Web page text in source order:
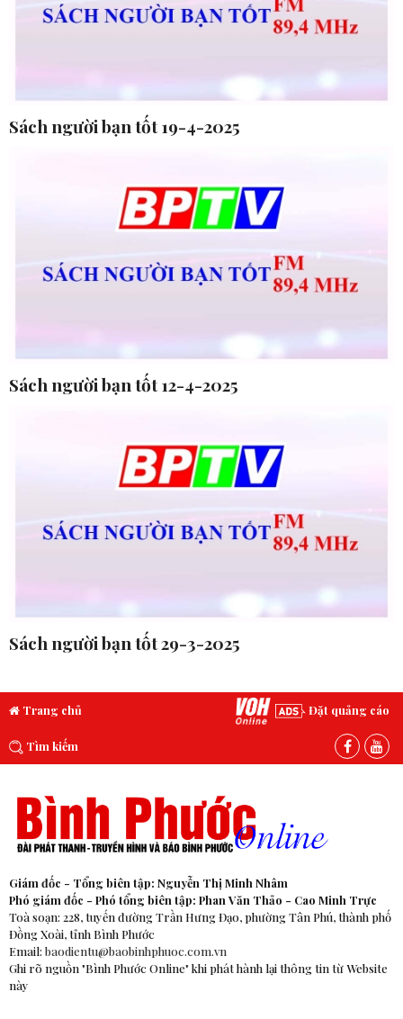
Sách người bạn tốt 19-4-2025
Sách người bạn tốt 12-4-2025
Sách người bạn tốt 29-3-2025
Trang chủ Đặt quảng cáo
Tìm kiếm
Giám đốc - Tổng biên tập: Nguyễn Thị Minh Nhâm
Phó giám đốc - Phó tổng biên tập: Phan Văn Thảo - Cao Minh Trực
Toà soạn: 228, tuyến đường Trần Hưng Đạo, phường Tân Phú, thành phố
Đồng Xoài, tỉnh Bình Phước
Email: baodientu@baobinhphuoc.com.vn
Ghi rõ nguồn "Bình Phước Online" khi phát hành lại thông tin từ Website
này